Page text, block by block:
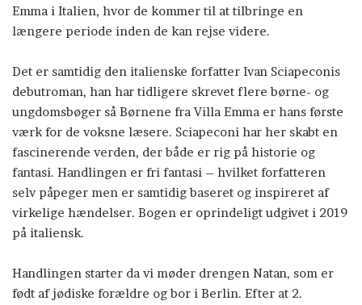
Emma i Italien, hvor de kommer til at tilbringe en
længere periode inden de kan rejse videre.
Det er samtidig den italienske forfatter Ivan Sciapeconis
debutroman, han har tidligere skrevet flere børne- og
ungdomsbøger så Børnene fra Villa Emma er hans første
værk for de voksne læsere. Sciapeconi har her skabt en
fascinerende verden, der både er rig på historie og
fantasi. Handlingen er fri fantasi – hvilket forfatteren
selv påpeger men er samtidig baseret og inspireret af
virkelige hændelser. Bogen er oprindeligt udgivet i 2019
på italiensk.
Handlingen starter da vi møder drengen Natan, som er
født af jødiske forældre og bor i Berlin. Efter at 2.